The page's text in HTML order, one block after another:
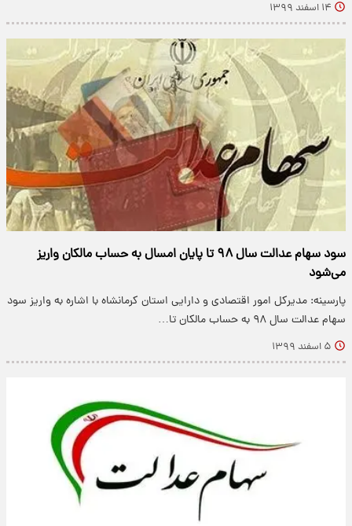
۱۴ اسفند ۱۳۹۹
سود سهام عدالت سال ۹۸ تا پایان امسال به حساب مالکان واریز
می‌شود
پارسینه: مدیرکل امور اقتصادی و دارایی استان کرمانشاه با اشاره به واریز سود
سهام عدالت سال ۹۸ به حساب مالکان تا…
۵ اسفند ۱۳۹۹